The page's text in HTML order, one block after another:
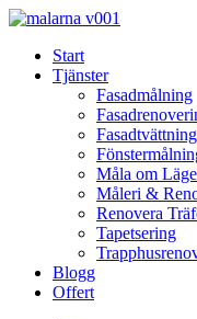
Skip
contentStart
Tjänster
Fasadmålning
Fasadtvättning
Måla om
Måleri &
Renovera
Tapetsering
Blogg
Offert